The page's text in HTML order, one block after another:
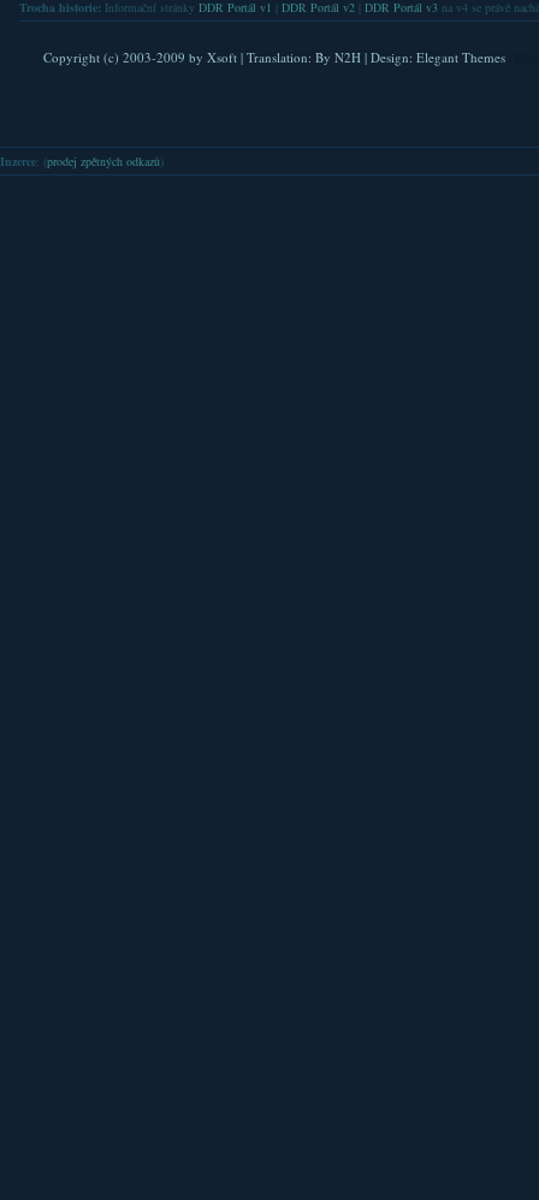
Trocha historie: Informační stránky DDR Portál v1 DDR Portál v2| DDR Portál v3na v4 se právě
Copyright (c) 2003-2009 by Xsoft| Translation: By N2H| Design: Elegant Themes
Inzerce: (prodej zpětných odkazů )